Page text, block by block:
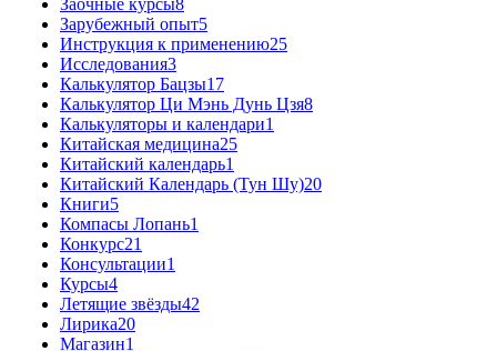
Заочные курсы8
Зарубежный опыт5
Инструкция к применению25
Исследования3
Калькулятор Бацзы17
Калькулятор Ци Мэнь Дунь Цзя8
Калькуляторы и календари1
Китайская медицина25
Китайский календарь1
Китайский Календарь (Тун Шу)20
Книги5
Компасы Лопань1
Конкурс21
Консультации1
Курсы4
Летящие звёзды42
Лирика20
Магазин1